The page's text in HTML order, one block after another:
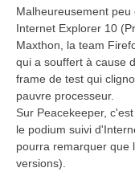
Malheureusement peu
Internet Explorer 10
Maxthon, la team
qui a souffert à cause
frame de test qui
pauvre processeur.
Sur Peacekeeper,
le podium suivi
pourra remarquer que
versions).